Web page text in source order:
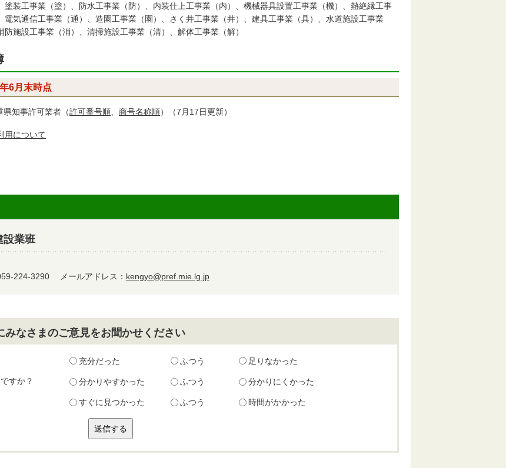
塗装工事業（塗）、防水工事業（防）、内装仕上工事業（内）、機械器具設置工事業（機）、熱絶縁工事
電気通信工事業（通）、造園工事業（園）、さく井工事業（井）、建具工事業（具）、水道施設工事業
防施設工事業（消）、清掃施設工事業（清）、解体工事業（解）
6月末時点
県知事許可業者 （許可番号順 商号名称順）（7月17日更新）
用について
業班
224-3290 メールアドレス： kengyo@pref.mie.lg.jp
なさまのご意見をお聞かせください
充分だった ふつう 足りなかった
すか？ 分かりやすかった ふつう 分かりにくかった
すぐに見つかった ふつう 時間がかかった